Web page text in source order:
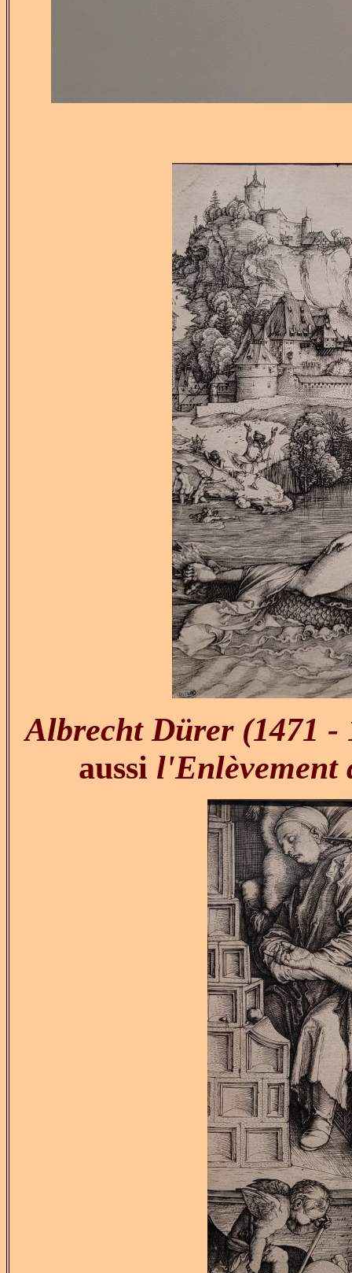
Albrecht Dürer (1471
aussi l'Enlèvement